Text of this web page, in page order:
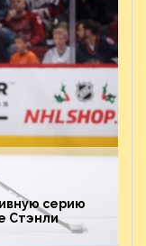
серию
Стэнли